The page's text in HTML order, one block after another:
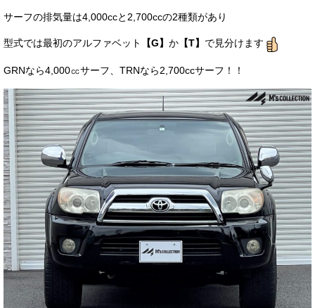
サーフの排気量は4,000ccと2,700ccの2種類があり
型式では最初のアルファベット 【G】 か 【T】 で見分けます
GRNなら4,000㏄サーフ、TRNなら2,700ccサーフ！！